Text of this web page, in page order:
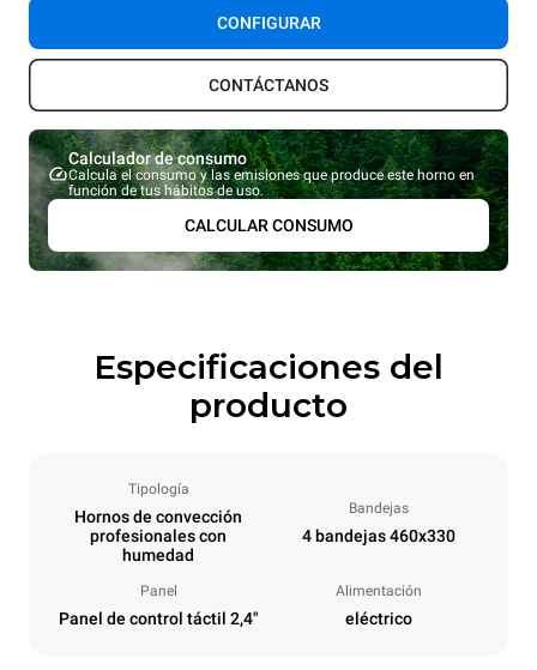
CONFIGURAR
CONTÁCTANOS
Calculador de consumo
Calcula el consumo y las emisiones que produce este horno en
función de tus hábitos de uso.
CALCULAR CONSUMO
Especificaciones del
producto
Tipología
Hornos de convección
profesionales con
humedad
Bandejas
4 bandejas 460x330
Panel
Panel de control táctil 2,4"
Alimentación
eléctrico